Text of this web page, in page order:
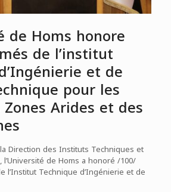
de Homs honore
de l’institut
et de
pour les
Arides et des
Direction des Instituts Techniques et
l’Université de Homs a honoré /100/
l’Institut Technique d’Ingénierie et de